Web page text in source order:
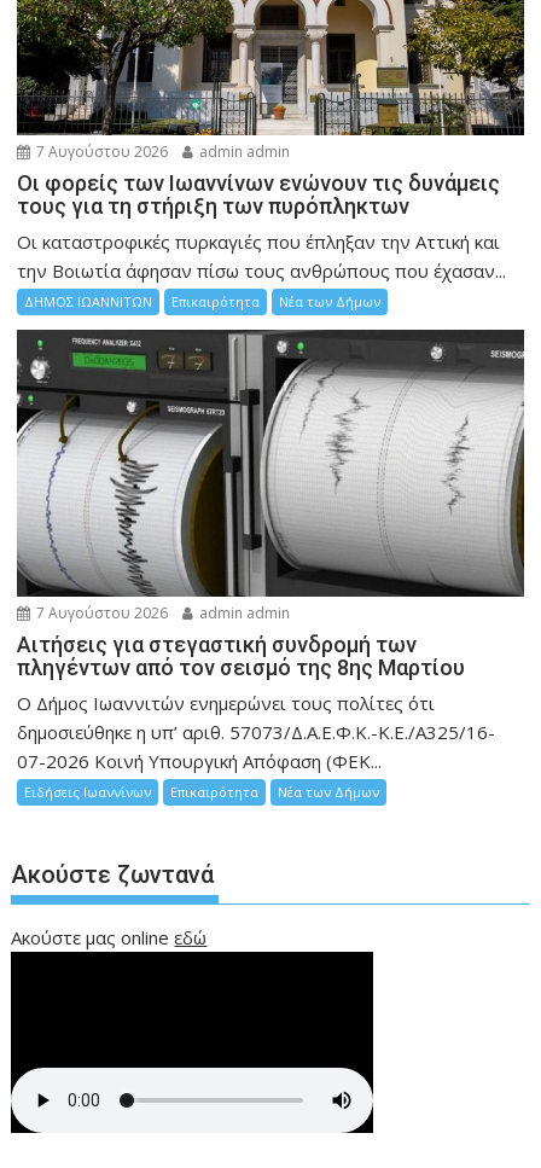
7 Αυγούστου 2026 admin admin
Οι φορείς των Ιωαννίνων ενώνουν τις δυνάμεις
τους για τη στήριξη των πυρόπληκτων
Οι καταστροφικές πυρκαγιές που έπληξαν την Αττική και
την Bοιωτία άφησαν πίσω τους ανθρώπους που έχασαν...
ΔΗΜΟΣ ΙΩΑΝΝΙΤΩΝ Επικαιρότητα Νέα των Δήμων
7 Αυγούστου 2026 admin admin
Αιτήσεις για στεγαστική συνδρομή των
πληγέντων από τον σεισμό της 8ης Μαρτίου
Ο Δήμος Ιωαννιτών ενημερώνει τους πολίτες ότι
δημοσιεύθηκε η υπ’ αριθ. 57073/Δ.Α.Ε.Φ.Κ.-Κ.Ε./Α325/16-
07-2026 Κοινή Υπουργική Απόφαση (ΦΕΚ...
Ειδήσεις Ιωαννίνων Επικαιρότητα Νέα των Δήμων
Ακούστε ζωντανά
Ακούστε μας onlineεδώ